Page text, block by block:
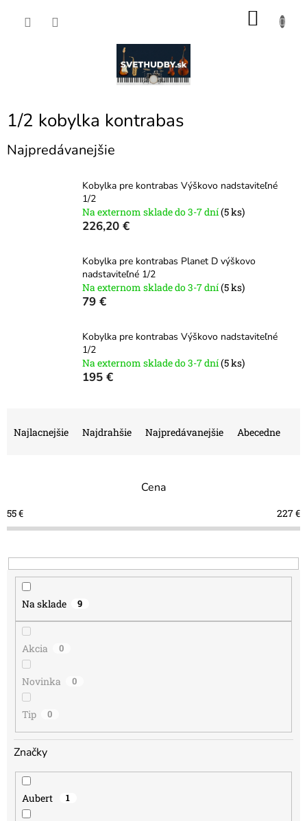
1/2 kobylka kontrabas
Najpredávanejšie
Kobylka pre kontrabas Výškovo nadstaviteľné
1/2
Na externom sklade do 3-7 dní(5 ks)
226,20 €
Kobylka pre kontrabas Planet D výškovo
nadstaviteľné 1/2
Na externom sklade do 3-7 dní(5 ks)
79 €
Kobylka pre kontrabas Výškovo nadstaviteľné
1/2
Na externom sklade do 3-7 dní(5 ks)
195 €
e
p
r
d
Najlacnejšie Najdrahšie Najpredávanejšie Abecedne
Cena
55€ 227€
Na sklade 9
Akcia 0
Novinka 0
Tip 0
Značky
Aubert 1